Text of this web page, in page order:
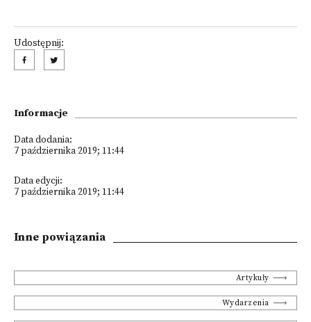
Udostępnij:
Informacje
Data dodania:
7 października 2019; 11:44
Data edycji:
7 października 2019; 11:44
Inne powiązania
Artykuły
Wydarzenia